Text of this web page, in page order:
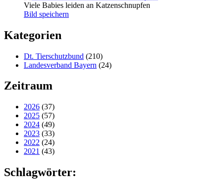
Viele Babies leiden an Katzenschnupfen
Bild speichern
Kategorien
Dt. Tierschutzbund (210)
Landesverband Bayern (24)
Zeitraum
2026 (37)
2025 (57)
2024 (49)
2023 (33)
2022 (24)
2021 (43)
Schlagwörter: